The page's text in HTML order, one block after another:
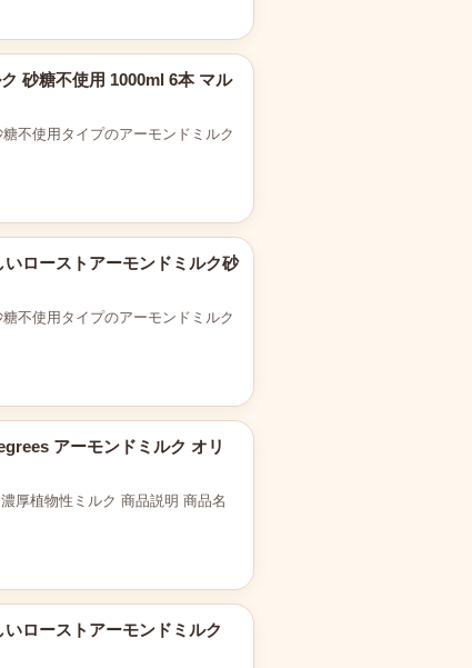
砂糖不使用 1000ml 6本 マル
不使用タイプのアーモンドミルク
いローストアーモンドミルク砂
不使用タイプのアーモンドミルク
アーモンドミルク オリ
厚植物性ミルク 商品説明 商品名
ローストアーモンドミルク